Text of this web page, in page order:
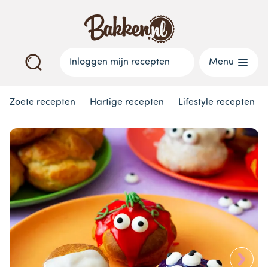
Inloggen mijn recepten Menu
Zoete recepten Hartige recepten Lifestyle recepten